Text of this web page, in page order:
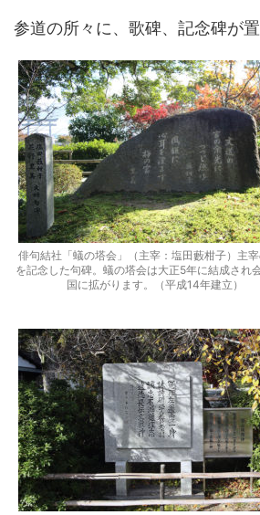
参道の所々に、歌碑、記念碑が置
俳句結社「蟻の塔会」（主宰：塩田藪柑子）主
を記念した句碑。蟻の塔会は大正5年に結成され
国に拡がります。（平成14年建立）